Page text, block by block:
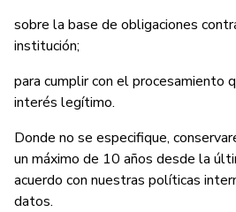
sobre la base de obligaciones
institución;
para cumplir con el procesamiento
interés legítimo.
Donde no se especifique,
un máximo de 10 años desde la
acuerdo con nuestras políticas
datos.